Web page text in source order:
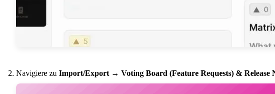
Navigiere zu Import/Export → Voting Board (Feature Requests) & Release